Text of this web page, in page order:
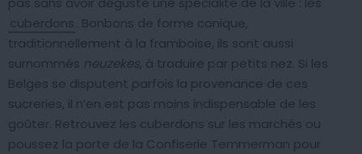
cuberdons . Bonbons de forme conique,
traditionnellement à la framboise, ils sont aussi
surnommés neuzekes, à traduire par petits nez. Si les
Belges se disputent parfois la provenance de ces
sucreries, il n’en est pas moins indispensable de les
goûter. Retrouvez les cuberdons sur les marchés ou
poussez la porte de la Confiserie Temmerman pour